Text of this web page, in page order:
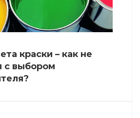
краски – как не
с выбором